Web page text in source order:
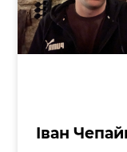
Іван